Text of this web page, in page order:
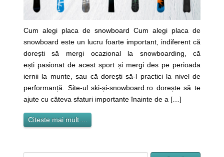
Cum alegi placa de snowboard Cum alegi placa de
snowboard este un lucru foarte important, indiferent că
dorești să mergi ocazional la snowboarding, că
ești pasionat de acest sport și mergi des pe perioada
iernii la munte, sau că dorești să-l practici la nivel de
performanță. Site-ul ski-și-snowboard.ro dorește să te
ajute cu câteva sfaturi importante înainte de a […]
Citeste mai mult ...